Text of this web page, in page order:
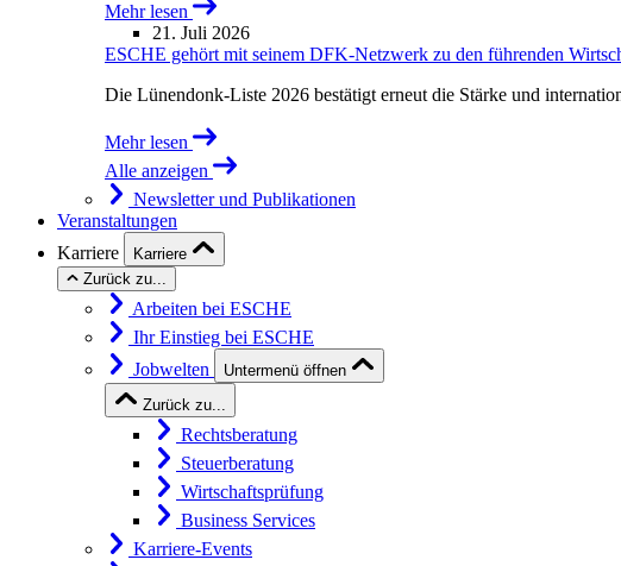
Mehr lesen
21. Juli 2026
ESCHE gehört mit seinem DFK-Netzwerk zu den führenden
Die Lünendonk-Liste 2026 bestätigt erneut die Stärke und
Mehr lesen
Alle anzeigen
Newsletter und Publikationen
Veranstaltungen
Karriere
Karriere
Zurück zu...
Arbeiten bei ESCHE
Ihr Einstieg bei ESCHE
Jobwelten
Untermenü öffnen
Zurück zu...
Rechtsberatung
Steuerberatung
Wirtschaftsprüfung
Business Services
Karriere-Events